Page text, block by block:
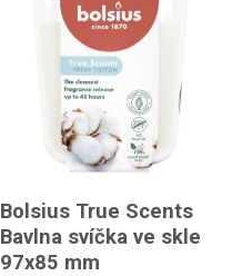
Bolsius True Scents
Bavlna svíčka ve skle
97x85 mm